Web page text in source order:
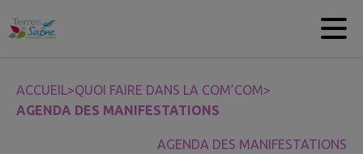
Contenu
ACCUEIL>QUOI FAIRE DANS LA COM’COM>
AGENDA DES MANIFESTATIONS
AGENDA DES MANIFESTATIONS